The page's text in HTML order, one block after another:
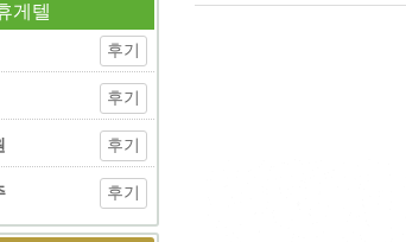
게텔
후기
후기
후기
후기